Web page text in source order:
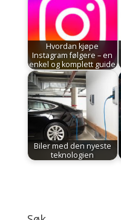
Hvordan kjøpe
Instagram følgere – en
enkel og komplett guide
Biler med den nyeste
teknologien